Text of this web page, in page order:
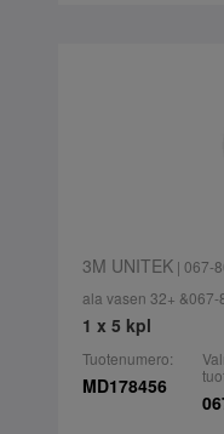
3M UNITEK| 067-
ala vasen 32+ &067-
1 x 5 kpl
Tuotenumero:
MD178456